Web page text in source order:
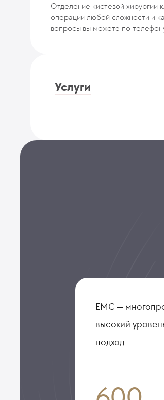
Отделение кистевой хирургии
операции любой сложности и
вопросы вы можете по
Услуги
ЕМС —
высокий
подход